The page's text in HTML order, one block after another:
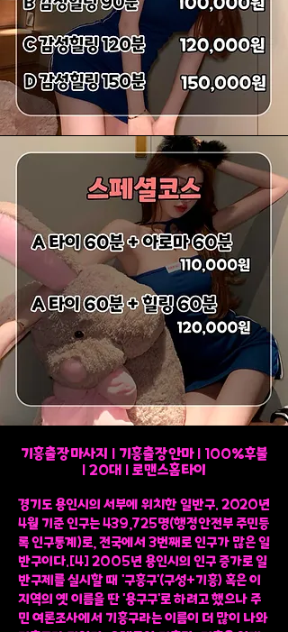
기흥출장마사지 l 기흥출장안마 l 100%후불
l 20대 l 로맨스홈타이
경기도 용인시의 서부에 위치한 일반구. 2020년
4월 기준 인구는 439,725명(행정안전부 주민등
록 인구통계)로, 전국에서 3번째로 인구가 많은 일
반구이다.[4] 2005년 용인시의 인구 증가로 일
반구제를 실시할 때 '구흥구'(구성+기흥) 혹은 이
지역의 옛 이름을 딴 '용구구'로 하려고 했으나 주
민 여론조사에서 기흥구라는 이름이 더 많이 나와